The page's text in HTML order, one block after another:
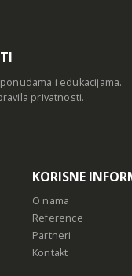
i edukacijama.
privatnosti.
KORISNE
O nama
Reference
Partneri
Kontakt